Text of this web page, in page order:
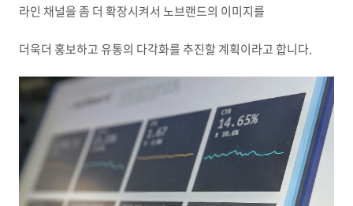
라인 채널을 좀 더 확장시켜서 노브랜드의 이미지를
더욱더 홍보하고 유통의 다각화를 추진할 계획이라고 합니다.